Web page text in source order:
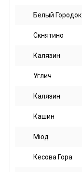
Белый Городок
Скнятино
Калязин
Углич
Калязин
Кашин
Мюд
Кесова Гора